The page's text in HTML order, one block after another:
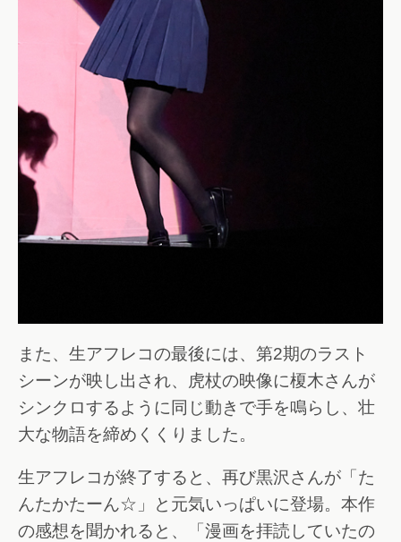
また、生アフレコの最後には、第2期のラスト
シーンが映し出され、虎杖の映像に榎木さんが
シンクロするように同じ動きで手を鳴らし、壮
大な物語を締めくくりました。
生アフレコが終了すると、再び黒沢さんが「た
んたかたーん☆」と元気いっぱいに登場。本作
の感想を聞かれると、「漫画を拝読していたの